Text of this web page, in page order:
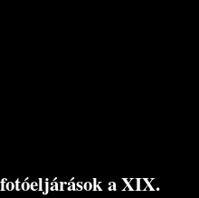
a XIX.